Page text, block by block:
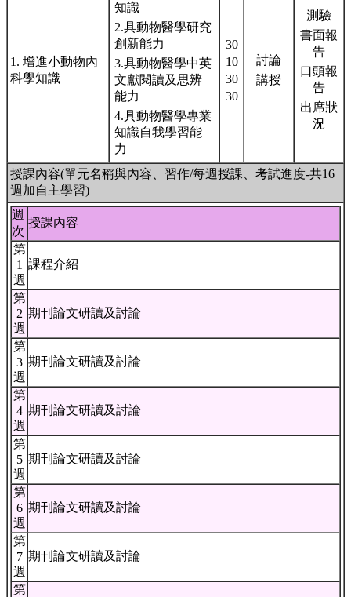
1. 增進小動物內
科學知識
知識
2.具動物醫學研究
創新能力
3.具動物醫學中英
文獻閱讀及思辨
能力
4.具動物醫學專業
知識自我學習能
力
30
10
30
30
討論
講授
測驗
書面報
告
口頭報
告
出席狀
況
授課內容(單元名稱與內容、習作/每週授課、考試進度-共16
週加自主學習)
週
次
授課內容
第
1
週
課程介紹
第
2
週
期刊論文研讀及討論
第
3
週
期刊論文研讀及討論
第
4
週
期刊論文研讀及討論
第
5
週
期刊論文研讀及討論
第
6
週
期刊論文研讀及討論
第
7
週
期刊論文研讀及討論
第